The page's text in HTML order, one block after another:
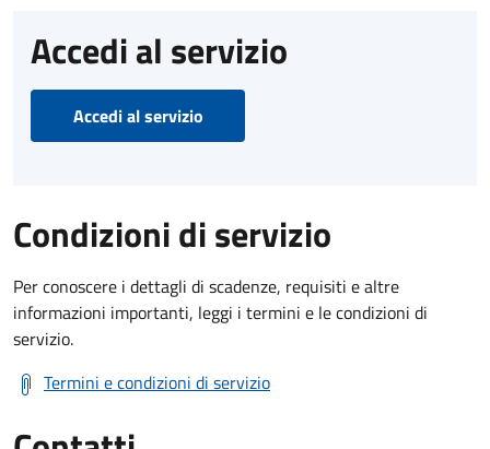
Accedi al servizio
Accedi al servizio
Condizioni di servizio
Per conoscere i dettagli di scadenze, requisiti e altre
informazioni importanti, leggi i termini e le condizioni di
servizio.
Termini e condizioni di servizio